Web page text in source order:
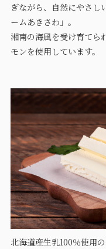
ぎながら、自然にやさし
ームあきさわ」。
湘南の海風を受け育てら
モンを使用しています。
北海道産生乳100％使用